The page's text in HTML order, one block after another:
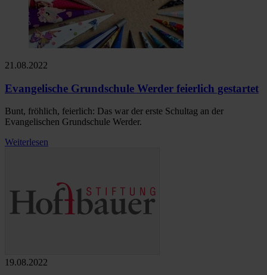
21.08.2022
Evangelische Grundschule Werder feierlich gestartet
Bunt, fröhlich, feierlich: Das war der erste Schultag an der
Evangelischen Grundschule Werder.
Weiterlesen
19.08.2022